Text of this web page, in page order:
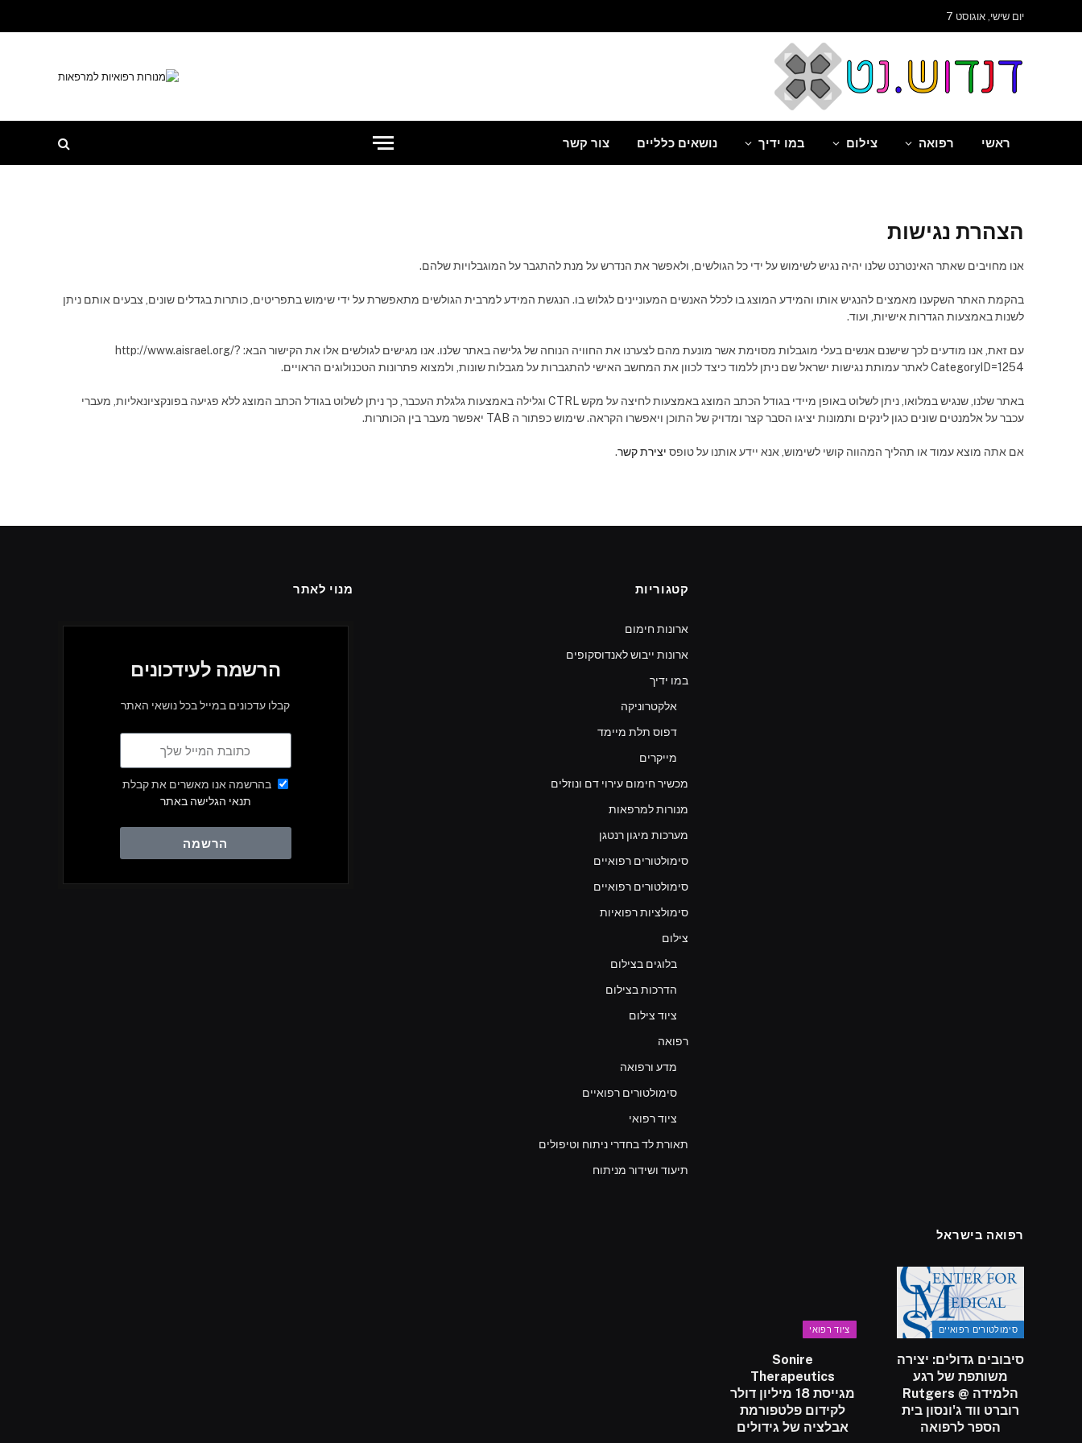
יום שישי, אוגוסט 7
ראשי רפואה צילום במו ידיך נושאים כלליים צור קשר
הצהרת נגישות
אנו מחויבים שאתר האינטרנט שלנו יהיה נגיש לשימוש על ידי כל הגולשים, ולאפשר את הנדרש על מנת להתגבר על המוגבלויות שלהם.
בהקמת האתר השקענו מאמצים להנגיש אותו והמידע המוצג בו לכלל האנשים המעוניינים לגלוש בו. הנגשת המידע למרבית הגולשים מתאפשרת על ידי שימוש בתפריטים, כותרות בגדלים שונים, צבעים אותם ניתן
לשנות באמצעות הגדרות אישיות, ועוד.
עם זאת, אנו מודעים לכך שישנם אנשים בעלי מוגבלות מסוימת אשר מונעת מהם לצערנו את החוויה הנוחה של גלישה באתר שלנו. אנו מגישים לגולשים אלו את הקישור הבא: http://www.aisrael.org/?
CategoryID=1254 לאתר עמותת נגישות ישראל שם ניתן ללמוד כיצד לכוון את המחשב האישי להתגברות על מגבלות שונות, ולמצוא פתרונות הטכנולוגים הראויים.
באתר שלנו, שנגיש במלואו, ניתן לשלוט באופן מיידי בגודל הכתב המוצג באמצעות לחיצה על מקש CTRL וגלילה באמצעות גלגלת העכבר, כך ניתן לשלוט בגודל הכתב המוצג ללא פגיעה בפונקציונאליות, מעברי
עכבר על אלמנטים שונים כגון לינקים ותמונות יציגו הסבר קצר ומדויק של התוכן ויאפשרו הקראה. שימוש כפתור ה TAB יאפשר מעבר בין הכותרות.
אם אתה מוצא עמוד או תהליך המהווה קושי לשימוש, אנא יידע אותנו על טופס יצירת קשר.
קטגוריות
ארונות חימום
ארונות ייבוש לאנדוסקופים
במו ידיך
אלקטרוניקה
דפוס תלת מיימד
מייקרים
מכשיר חימום עירוי דם ונוזלים
מנורות למרפאות
מערכות מיגון רנטגן
סימולטורים רפואיים
סימולטורים רפואיים
סימולציות רפואיות
צילום
בלוגים בצילום
הדרכות בצילום
ציוד צילום
רפואה
מדע ורפואה
סימולטורים רפואיים
ציוד רפואי
תאורת לד בחדרי ניתוח וטיפולים
תיעוד ושידור מניתוח
מנוי לאתר
הרשמה לעידכונים
קבלו עדכונים במייל בכל נושאי האתר
בהרשמה אנו מאשרים את קבלת
תנאי הגלישה באתר
הרשמה
רפואה בישראל
סימולטורים רפואיים
סיבובים גדולים: יצירה
משותפת של רגע
הלמידה @ Rutgers
רוברט ווד ג'ונסון בית
הספר לרפואה
ציוד רפואי
Sonire
Therapeutics
מגייסת 18 מיליון דולר
לקידום פלטפורמת
אבלציה של גידולים